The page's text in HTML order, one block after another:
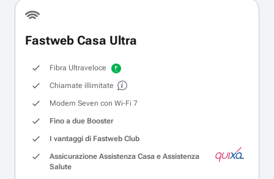
Fastweb Casa Ultra
Fibra Ultraveloce
Chiamate illimitate
Modem Seven con Wi‑Fi 7
Fino a due Booster
I vantaggi di Fastweb Club
Assicurazione Assistenza Casa e Assistenza
Salute